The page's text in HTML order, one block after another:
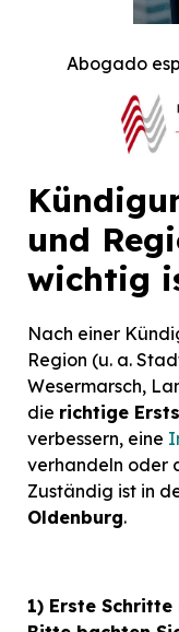
Abogado
und
wichtig
Nach einer
Region (u. a.
Wesermarsch,
die richtige
verbessern, eine
verhandeln oder
Zuständig ist in
Oldenburg.
1) Erste